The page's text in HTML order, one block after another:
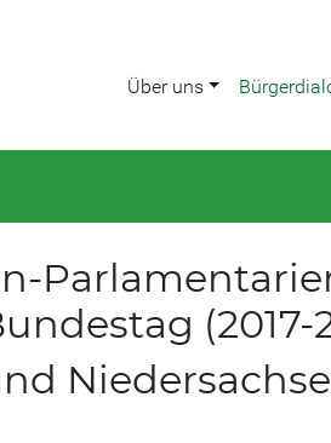
Über uns
(2017-